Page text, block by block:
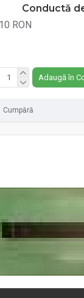
Conductă
10 RON
Adaugă în
Cumpără